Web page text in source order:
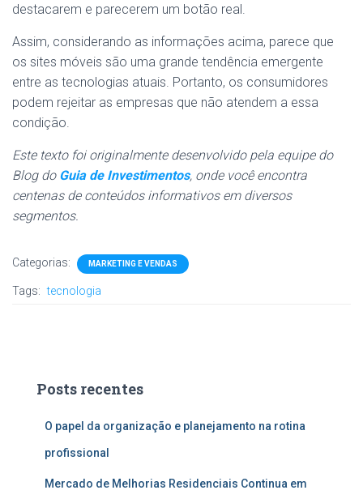
destacarem e parecerem um botão real.
Assim, considerando as informações acima, parece que
os sites móveis são uma grande tendência emergente
entre as tecnologias atuais. Portanto, os consumidores
podem rejeitar as empresas que não atendem a essa
condição.
Este texto foi originalmente desenvolvido pela equipe do
Blog do Guia de Investimentos, onde você encontra
centenas de conteúdos informativos em diversos
segmentos.
Categorias: MARKETING E VENDAS
Tags: tecnologia
Posts recentes
O papel da organização e planejamento na rotina
profissional
Mercado de Melhorias Residenciais Continua em